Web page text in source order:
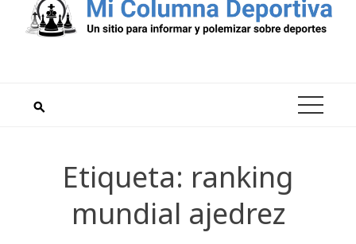
Etiqueta: ranking
mundial ajedrez